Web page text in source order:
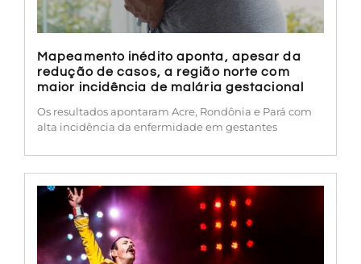
Mapeamento inédito aponta, apesar da
redução de casos, a região norte com
maior incidência de malária gestacional
Os resultados apontaram Acre, Rondônia e Pará com
alta incidência da enfermidade em gestantes